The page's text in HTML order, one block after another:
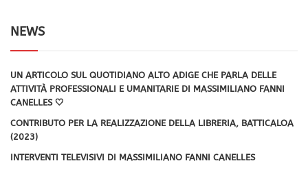
NEWS
UN ARTICOLO SUL QUOTIDIANO ALTO ADIGE CHE PARLA DELLE
ATTIVITÀ PROFESSIONALI E UMANITARIE DI MASSIMILIANO FANNI
CANELLES 🤍
CONTRIBUTO PER LA REALIZZAZIONE DELLA LIBRERIA, BATTICALOA
(2023)
INTERVENTI TELEVISIVI DI MASSIMILIANO FANNI CANELLES